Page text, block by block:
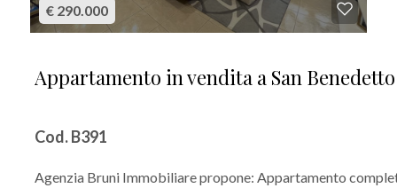
€ 290.000
Appartamento in vendita a San
Cod. B391
Agenzia Bruni Immobiliare propone: Appartamento